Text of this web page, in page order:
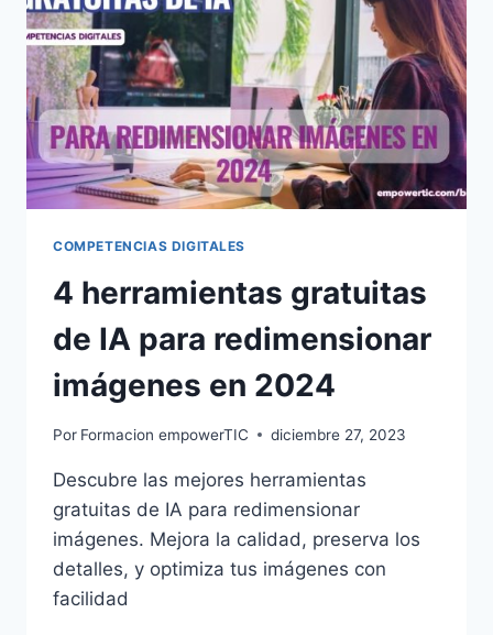
COMPETENCIAS DIGITALES
4 herramientas gratuitas
de IA para redimensionar
imágenes en 2024
Por Formacion empowerTIC diciembre 27, 2023
Descubre las mejores herramientas
gratuitas de IA para redimensionar
imágenes. Mejora la calidad, preserva los
detalles, y optimiza tus imágenes con
facilidad